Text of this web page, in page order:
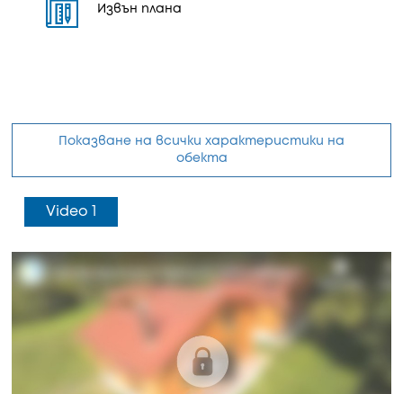
Извън плана
Показване на всички характеристики на
обекта
Video 1